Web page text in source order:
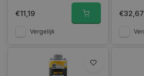
€11,19
Vergelijk
€32,67